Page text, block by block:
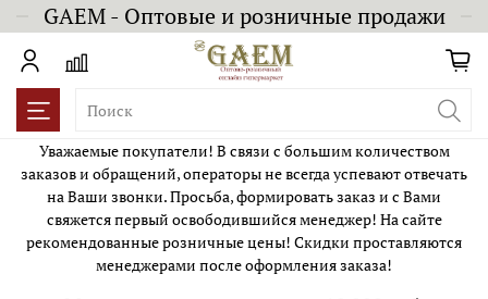
GAEM - Оптовые и розничные продажи
Уважаемые покупатели! В связи с большим количеством
заказов и обращений, операторы не всегда успевают отвечать
на Ваши звонки. Просьба, формировать заказ и с Вами
свяжется первый освободившийся менеджер! На сайте
рекомендованные розничные цены! Скидки проставляются
менеджерами после оформления заказа!